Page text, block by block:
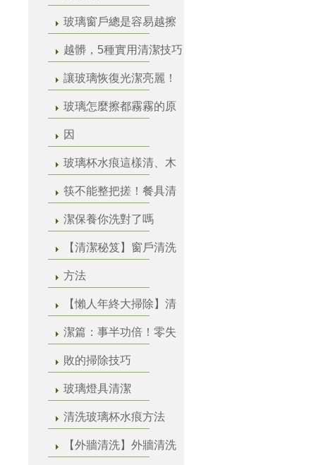
玻璃窗戶總是容易越擦
越髒，5種實用清潔技巧
讓玻璃恢復光潔亮麗！
玻璃怎麼擦都霧霧的原
因
玻璃杯水痕這樣清、木
筷不能整把搓！餐具清
潔保養你洗對了嗎
【清潔秘笈】窗戶清洗
方法
【懶人年終大掃除】清
潔篇：事半功倍！零失
敗的掃除技巧
玻璃燈具清潔
清洗玻璃杯水痕方法
【外牆清洗】外牆清洗